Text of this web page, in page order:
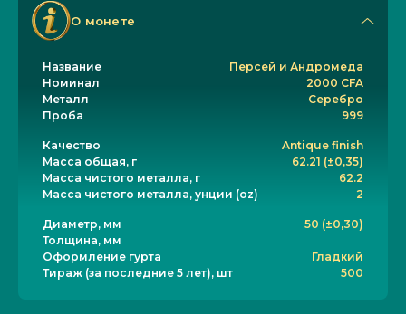
О монете
Название
Персей и Андромеда
Номинал
2000 CFA
Металл
Серебро
Проба
999
Качество
Antique finish
Масса общая, г
62.21 (±0,35)
Масса чистого металла, г
62.2
Масса чистого металла, унции (oz)
2
Диаметр, мм
50 (±0,30)
Толщина, мм
Оформление гурта
Гладкий
Тираж (за последние 5 лет), шт
500